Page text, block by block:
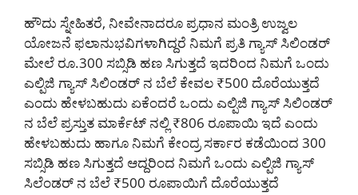
ಹೌದು ಸ್ನೇಹಿತರೆ, ನೀವೇನಾದರೂ ಪ್ರಧಾನ ಮಂತ್ರಿ ಉಜ್ವಲ
ಯೋಜನೆ ಫಲಾನುಭವಿಗಳಾಗಿದ್ದರೆ ನಿಮಗೆ ಪ್ರತಿ ಗ್ಯಾಸ್ ಸಿಲಿಂಡರ್
ಮೇಲೆ ರೂ.300 ಸಬ್ಸಿಡಿ ಹಣ ಸಿಗುತ್ತದೆ ಇದರಿಂದ ನಿಮಗೆ ಒಂದು
ಎಲ್ಪಿಜಿ ಗ್ಯಾಸ್ ಸಿಲಿಂಡರ್ ನ ಬೆಲೆ ಕೇವಲ ₹500 ದೊರೆಯುತ್ತದೆ
ಎಂದು ಹೇಳಬಹುದು ಏಕೆಂದರೆ ಒಂದು ಎಲ್ಪಿಜಿ ಗ್ಯಾಸ್ ಸಿಲಿಂಡರ್
ನ ಬೆಲೆ ಪ್ರಸ್ತುತ ಮಾರ್ಕೆಟ್ ನಲ್ಲಿ ₹806 ರೂಪಾಯಿ ಇದೆ ಎಂದು
ಹೇಳಬಹುದು ಹಾಗೂ ನಿಮಗೆ ಕೇಂದ್ರ ಸರ್ಕಾರ ಕಡೆಯಿಂದ 300
ಸಬ್ಸಿಡಿ ಹಣ ಸಿಗುತ್ತದೆ ಆದ್ದರಿಂದ ನಿಮಗೆ ಒಂದು ಎಲ್ಪಿಜಿ ಗ್ಯಾಸ್
ಸಿಲೆಂಡರ್ ನ ಬೆಲೆ ₹500 ರೂಪಾಯಿಗೆ ದೊರೆಯುತ್ತದೆ